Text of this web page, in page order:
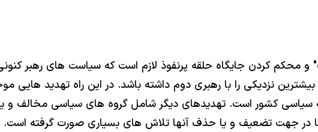
و محكم كردن جايگاه حلقه پرنفوذ لازم است كه سياست هاى رهبر
نزديكى را با رهبرى دوم داشته باشد. در اين راه تهديد هايى
كشور است. تهديدهاى ديگر شامل گروه هاى سياسى مخالف و يا
جهت تضعيف و يا حذف آنها تلاش هاى بسيارى صورت گرفته است.